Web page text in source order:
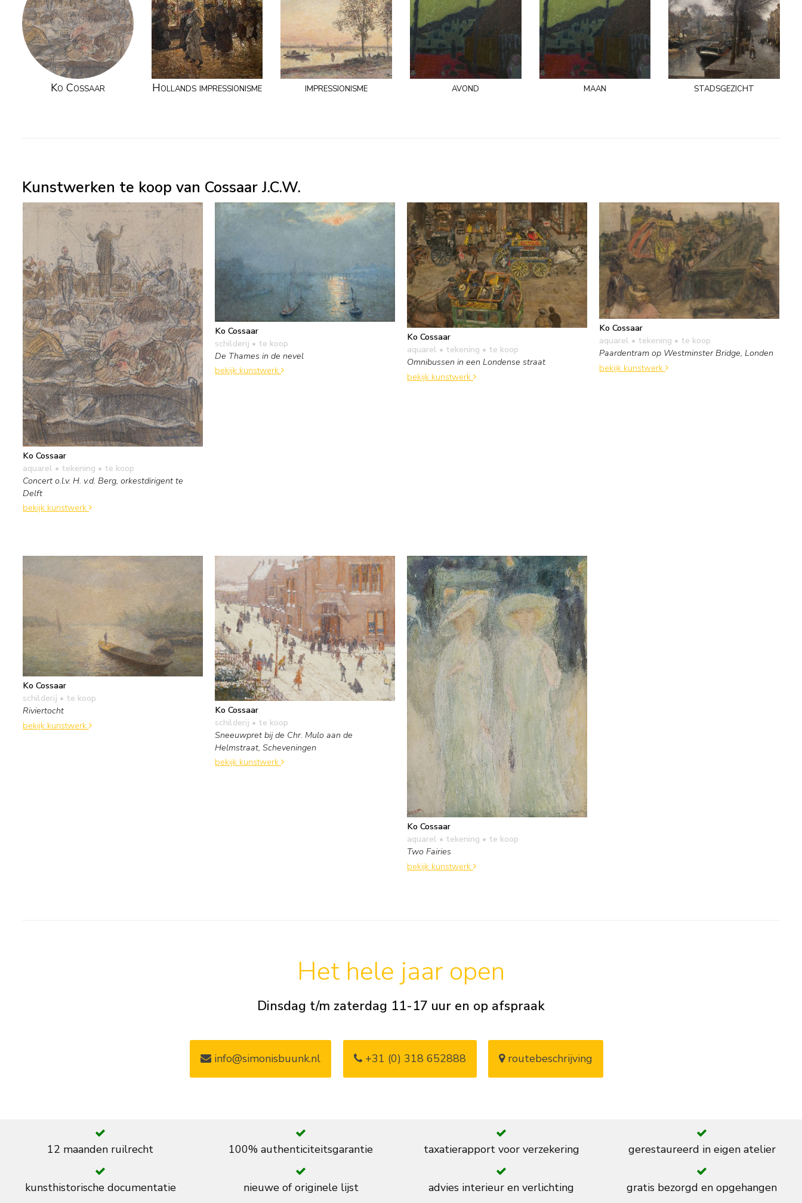
Ko Cossaar Hollands impressionisme impressionisme avond maan stadsgezicht
Kunstwerken te koop van Cossaar J.C.W.
Ko Cossaar
aquarel • tekening • te koop
Concert o.l.v. H. v.d. Berg, orkestdirigent te
Delft
bekijk kunstwerk
Ko Cossaar
schilderij • te koop
De Thames in de nevel
bekijk kunstwerk
Ko Cossaar
aquarel • tekening • te koop
Omnibussen in een Londense straat
bekijk kunstwerk
Ko Cossaar
aquarel • tekening • te koop
Paardentram op Westminster Bridge, Londen
bekijk kunstwerk
Ko Cossaar
schilderij • te koop
Riviertocht
bekijk kunstwerk
Ko Cossaar
schilderij • te koop
Sneeuwpret bij de Chr. Mulo aan de
Helmstraat, Scheveningen
bekijk kunstwerk
Ko Cossaar
aquarel • tekening • te koop
Two Fairies
bekijk kunstwerk
Het hele jaar open
Dinsdag t/m zaterdag 11-17 uur en op afspraak
info@simonisbuunk.nl +31 (0) 318 652888 routebeschrijving
12 maanden ruilrecht 100% authenticiteitsgarantie taxatierapport voor verzekering gerestaureerd in eigen atelier
kunsthistorische documentatie nieuwe of originele lijst advies interieur en verlichting gratis bezorgd en opgehangen